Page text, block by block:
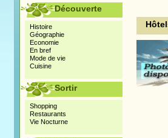
Découverte
Histoire
Géographie
Economie
En bref
Mode de vie
Cuisine
Sortir
Shopping
Restaurants
Vie Nocturne